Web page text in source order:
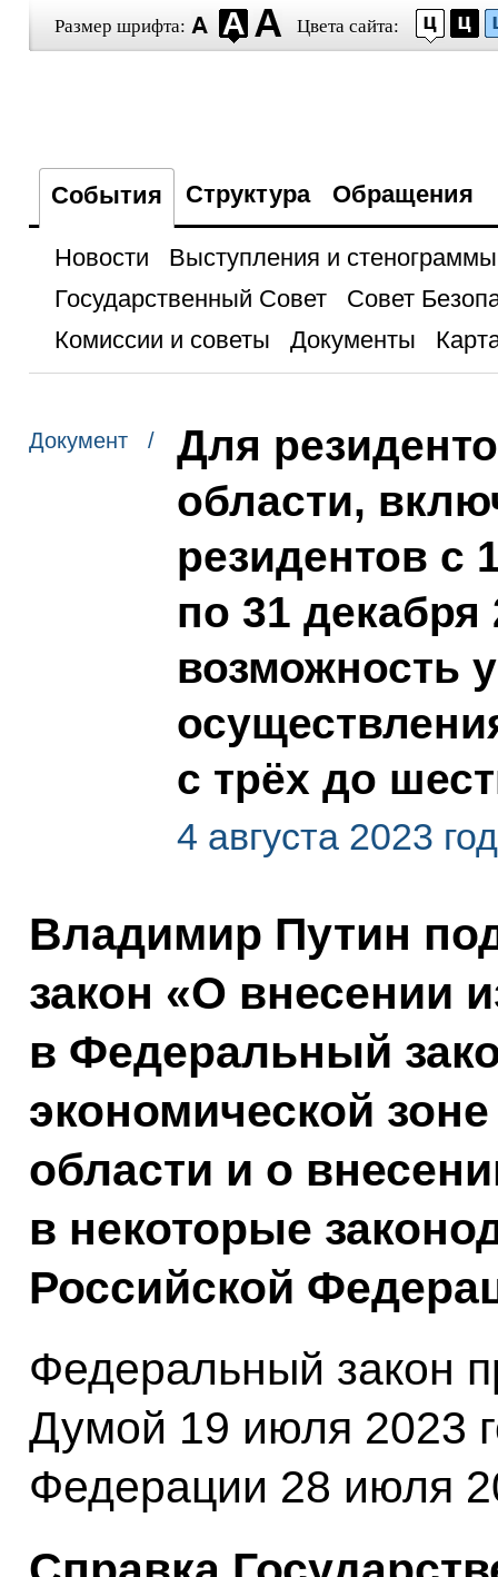
Размер шрифта: Цвета сайта:
События Структура Обращения
Новости
Выступления и стенограммы
Государственный Совет
Совет
Комиссии и советы
Документы
Документ /
Для
области,
резидентов с
по 31 декабря
возможность
с трёх до
4 августа 2023
Владимир Путин
закон «О внесении
в Федеральный
экономической
области и о
в некоторые
Российской
Федеральный закон
Думой 19 июля 2023
Федерации 28 июля